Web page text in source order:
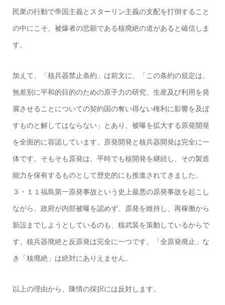
民衆の行動で帝国主義とスターリン主義の支配を打倒すること
の中にこそ、被爆者の悲願である核廃絶の道があると確信しま
す。
加えて、「核兵器禁止条約」は前文に、「この条約の規定は、
無差別に平和的目的のための原子力の研究、生産及び利用を発
展させることについての契約国の奪い得ない権利に影響を及ぼ
すものと解してはならない」とあり、被曝を拡大する原発開発
を全面的に容認しています。原発開発と核兵器開発は完全に一
体です。そもそも原発は、平時でも核開発を継続し、その製造
能力を保有するものとして歴史的にも推進されてきました。
３・１１福島第一原発事故という史上最悪の原発事故を起こし
ながら、政府が内部被曝を認めず、原発を維持し、再稼働から
新設までしようとしているのも、核武装を策動しているからで
す。核兵器廃絶と反原発は完全に一つです。「全原発廃止」な
き「核廃絶」は絶対にありえません。
以上の理由から、陳情の採択には反対します。